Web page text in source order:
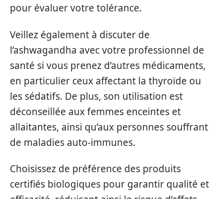
pour évaluer votre tolérance.
Veillez également à discuter de
l’ashwagandha avec votre professionnel de
santé si vous prenez d’autres médicaments,
en particulier ceux affectant la thyroïde ou
les sédatifs. De plus, son utilisation est
déconseillée aux femmes enceintes et
allaitantes, ainsi qu’aux personnes souffrant
de maladies auto-immunes.
Choisissez de préférence des produits
certifiés biologiques pour garantir qualité et